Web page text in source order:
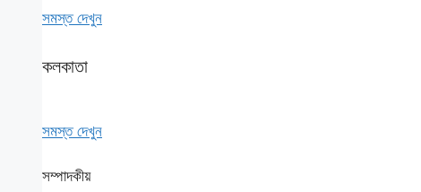
সমস্ত দেখুন
কলকাতা
সমস্ত দেখুন
সম্পাদকীয়